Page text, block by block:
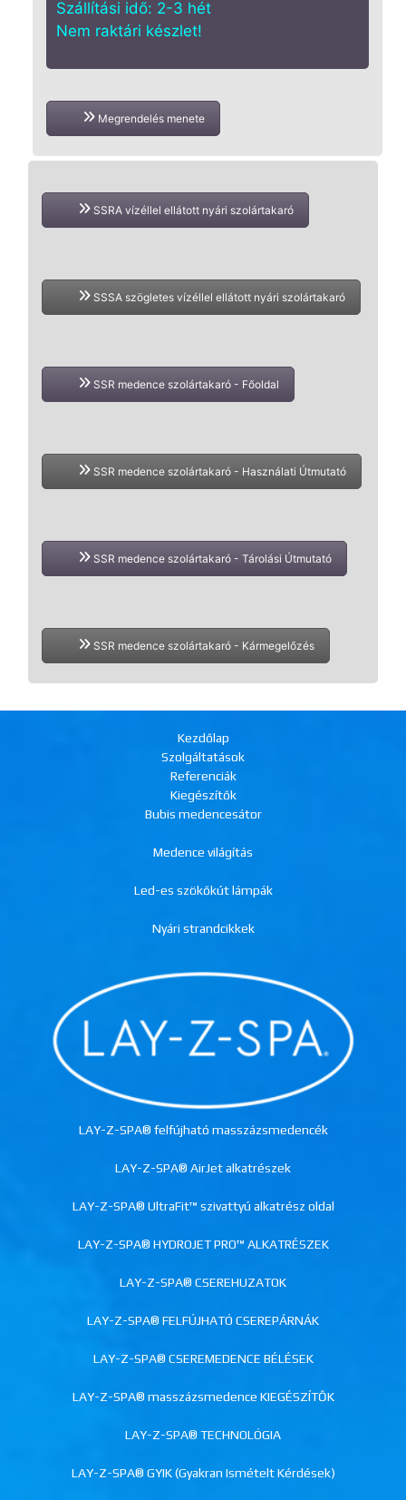
Szállítási idő: 2-3 hét
Nem raktári készlet!
Megrendelés menete
SSRA vízéllel ellátott nyári szolártakaró
SSSA szögletes vízéllel ellátott nyári szolártakaró
SSR medence szolártakaró - Főoldal
SSR medence szolártakaró - Használati Útmutató
SSR medence szolártakaró - Tárolási Útmutató
SSR medence szolártakaró - Kármegelőzés
Kezdőlap
Szolgáltatások
Referenciák
Kiegészítők
Bubis medencesátor
Medence világítás
Led-es szökőkút lámpák
Nyári strandcikkek
LAY-Z-SPA® felfújható masszázsmedencék
LAY-Z-SPA® AirJet alkatrészek
LAY-Z-SPA® UltraFit™ szivattyú alkatrész oldal
LAY-Z-SPA® HYDROJET PRO™ ALKATRÉSZEK
LAY-Z-SPA® CSEREHUZATOK
LAY-Z-SPA® FELFÚJHATÓ CSEREPÁRNÁK
LAY-Z-SPA® CSEREMEDENCE BÉLÉSEK
LAY-Z-SPA® masszázsmedence KIEGÉSZÍTŐK
LAY-Z-SPA® TECHNOLÓGIA
LAY-Z-SPA® GYIK (Gyakran Ismételt Kérdések)